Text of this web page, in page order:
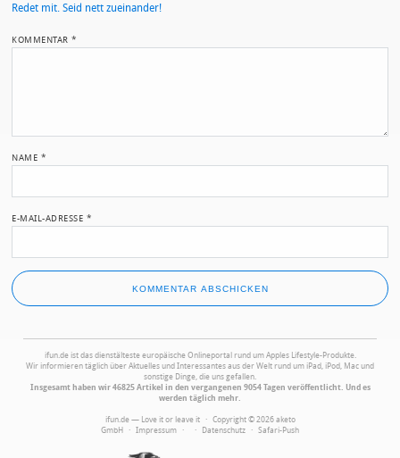
Redet mit. Seid nett zueinander!
KOMMENTAR*
NAME *
E-MAIL-ADRESSE *
ifun.de ist das dienstälteste europäische Onlineportal rund um Apples Lifestyle-Produkte.
Wir informieren täglich über Aktuelles und Interessantes aus der Welt rund um iPad, iPod, Mac und
sonstige Dinge, die uns gefallen.
Insgesamt haben wir 46825 Artikel in den vergangenen 9054 Tagen veröffentlicht. Und es
werden täglich mehr.
ifun.de — Love it or leave it · Copyright © 2026 aketo
GmbH · Impressum · · Datenschutz · Safari-Push